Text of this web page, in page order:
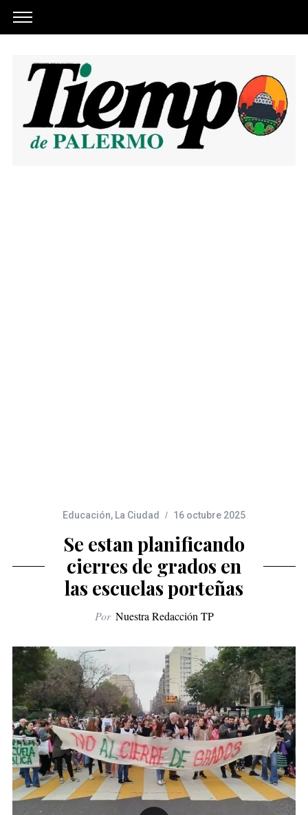
Educación, La Ciudad 16 octubre 2025
Se estan planificando
cierres de grados en
las escuelas porteñas
Por Nuestra Redacción TP